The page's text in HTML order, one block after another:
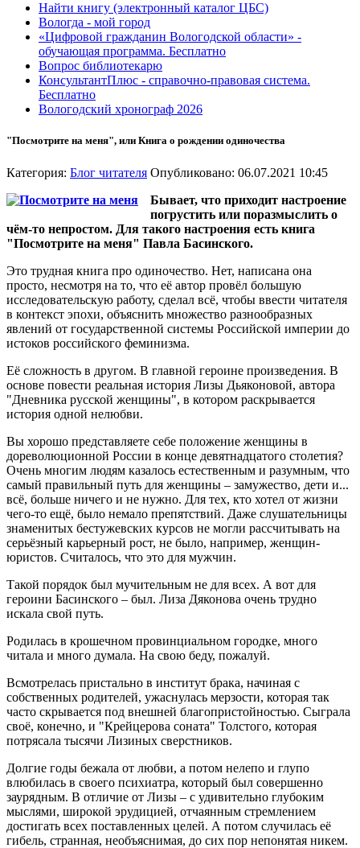
Найти книгу (электронный каталог ЦБС)
Вологда - мой город
«Цифровой гражданин Вологодской области» -
обучающая программа. Бесплатно
Вопрос библиотекарю
КонсультантПлюс - справочно-правовая система.
Бесплатно
Вологодский хронограф 2026
"Посмотрите на меня", или Книга о рождении одиночества
Категория: Блог читателя Опубликовано: 06.07.2021 10:45
Бывает, что приходит настроение
погрустить или поразмыслить о
чём-то непростом. Для такого настроения есть книга
"Посмотрите на меня" Павла Басинского.
Это трудная книга про одиночество. Нет, написана она
просто, несмотря на то, что её автор провёл большую
исследовательскую работу, сделал всё, чтобы ввести читателя
в контекст эпохи, объяснить множество разнообразных
явлений от государственной системы Российской империи до
истоков российского феминизма.
Её сложность в другом. В главной героине произведения. В
основе повести реальная история Лизы Дьяконовой, автора
"Дневника русской женщины", в котором раскрывается
история одной нелюбви.
Вы хорошо представляете себе положение женщины в
дореволюционной России в конце девятнадцатого столетия?
Очень многим людям казалось естественным и разумным, что
самый правильный путь для женщины – замужество, дети и...
всё, больше ничего и не нужно. Для тех, кто хотел от жизни
чего-то ещё, было немало препятствий. Даже слушательницы
знаменитых бестужевских курсов не могли рассчитывать на
серьёзный карьерный рост, не было, например, женщин-
юристов. Считалось, что это для мужчин.
Такой порядок был мучительным не для всех. А вот для
героини Басинского – был. Лиза Дяконова очень трудно
искала свой путь.
Родилась в крошечном провинциальном городке, много
читала и много думала. На свою беду, пожалуй.
Всмотрелась пристально в институт брака, начиная с
собственных родителей, ужаснулась мерзости, которая так
часто скрывается под внешней благопристойностью. Сыграла
своё, конечно, и "Крейцерова соната" Толстого, которая
потрясала тысячи Лизиных сверстников.
Долгие годы бежала от любви, а потом нелепо и глупо
влюбилась в своего психиатра, который был совершенно
заурядным. В отличие от Лизы – с удивительно глубоким
мыслями, широкой эрудицией, отчаянным стремлением
достигать всех поставленных целей. А потом случилась её
гибель, странная, необъяснимая, до сих пор непонятая никем.